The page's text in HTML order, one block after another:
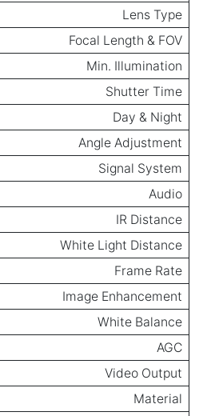
Lens Type
Focal Length & FOV
Min. Illumination
Shutter Time
Day & Night
Angle Adjustment
Signal System
Audio
IR Distance
White Light Distance
Frame Rate
Image Enhancement
White Balance
AGC
Video Output
Material